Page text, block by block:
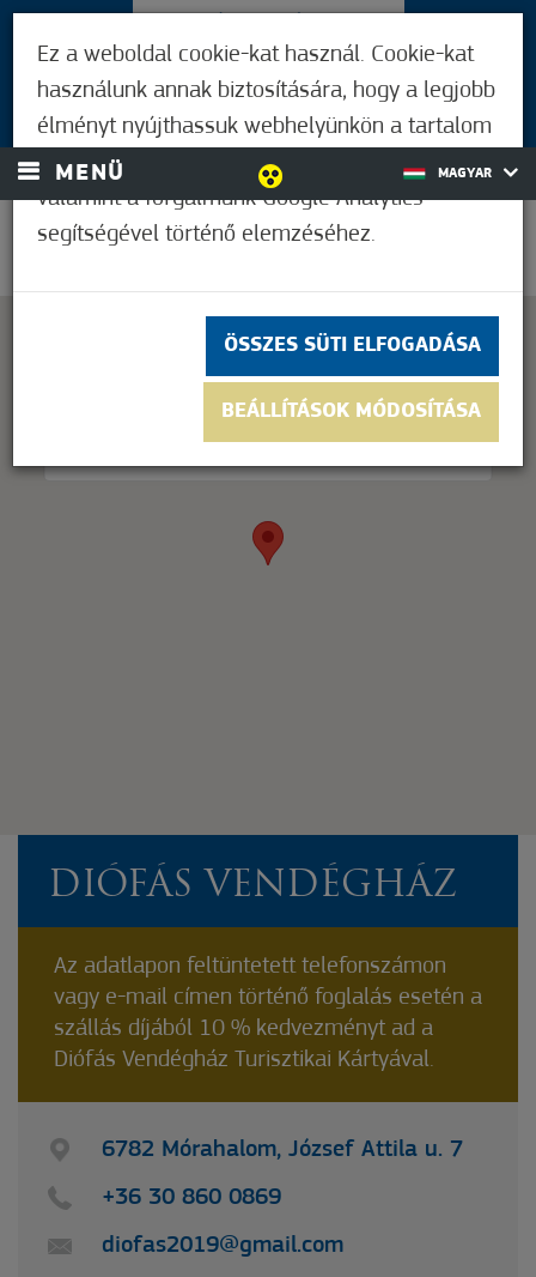
BEJELENTKEZÉS
MENÜ MAGYAR
Do you own this website? OK
DIÓFÁS VENDÉGHÁZ
Az adatlapon feltüntetett telefonszámon
vagy e-mail címen történő foglalás esetén a
szállás díjából 10 % kedvezményt ad a
Diófás Vendégház Turisztikai Kártyával.
6782 Mórahalom, József Attila u. 7
+36 30 860 0869
diofas2019@gmail.com
Ez a weboldal cookie-kat használ. Cookie-kat
használunk annak biztosítására, hogy a legjobb
élményt nyújthassuk webhelyünkön a tartalom
és a hirdetések személyre szabásához,
valamint a forgalmunk Google Analytics
segítségével történő elemzéséhez.
ÖSSZES SÜTI ELFOGADÁSA
BEÁLLÍTÁSOK MÓDOSÍTÁSA